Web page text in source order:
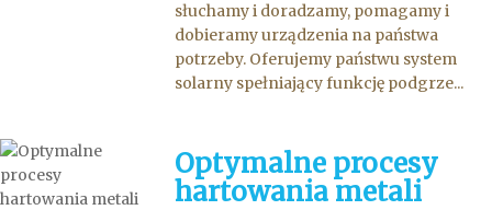
słuchamy i doradzamy, pomagamy i
dobieramy urządzenia na państwa
potrzeby. Oferujemy państwu system
solarny spełniający funkcję podgrze...
Optymalne procesy
hartowania metali